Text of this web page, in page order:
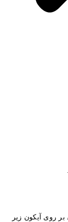
جهت دریافت کاتالوگ محصولات LV شرکت ABB بر روی آیکون زیر